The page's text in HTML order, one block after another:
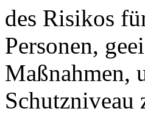
des Risikos
Personen,
Maßnahmen,
Schutzniveau